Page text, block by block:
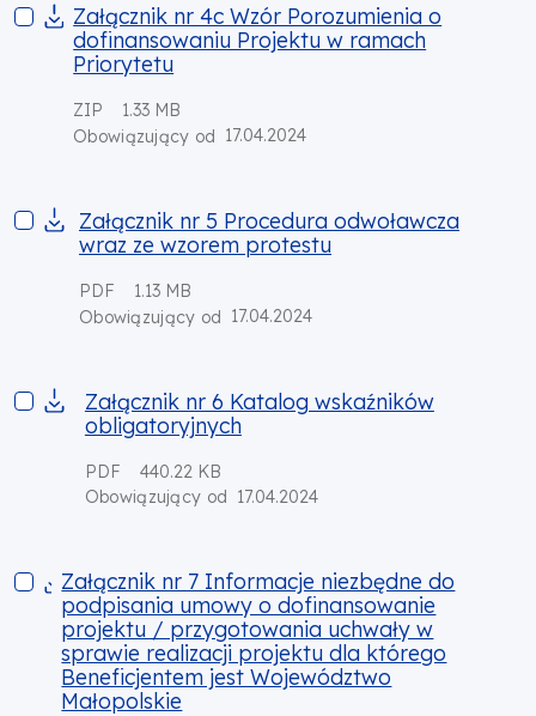
Załącznik nr 4c Wzór Porozumienia o dofinansowaniu
Załącznik nr 4c Wzór Porozumienia o
dofinansowaniu Projektu w ramach
Priorytetu
ZIP
1.33 MB
Obowiązujący od 17.04.2024
Załącznik nr 5 Procedura odwoławcza wraz ze wzorem
Załącznik nr 5 Procedura odwoławcza
wraz ze wzorem protestu
PDF
1.13 MB
Obowiązujący od 17.04.2024
Załącznik nr 6 Katalog wskaźników obligatoryjnych
Załącznik nr 6 Katalog wskaźników
obligatoryjnych
PDF
440.22 KB
Obowiązujący od 17.04.2024
Załącznik nr 7 Informacje niezbędne do podpisania
Załącznik nr 7 Informacje niezbędne do
podpisania umowy o dofinansowanie
projektu / przygotowania uchwały w
sprawie realizacji projektu dla którego
Beneficjentem jest Województwo
Małopolskie